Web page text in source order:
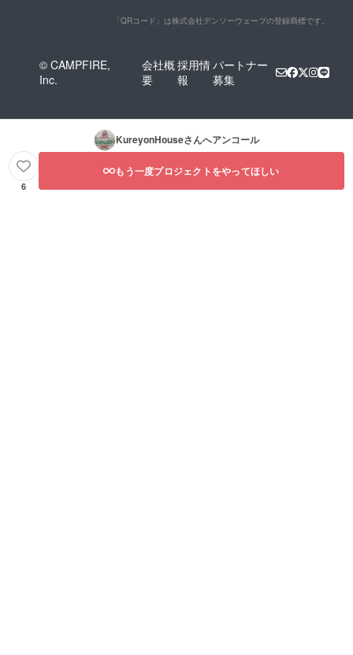
「QRコード」は株式会社デンソーウェーブの登録商標です。
© CAMPFIRE,
Inc.
会社概
要
採用情
報
パートナー
募集
KureyonHouseさんへアンコール
6
もう一度プロジェクトをやってほしい